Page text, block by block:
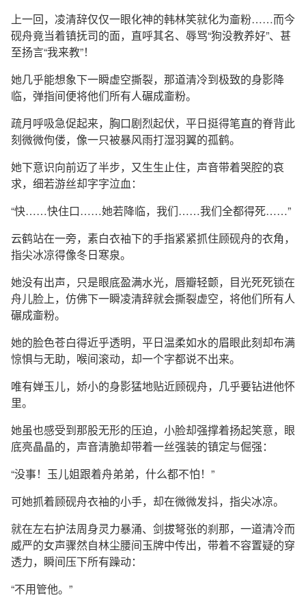
上一回，凌清辞仅仅一眼化神的韩林笑就化为齑粉……而今
砚舟竟当着镇抚司的面，直呼其名、辱骂“狗没教养好”、甚
至扬言“我来教”！
她几乎能想象下一瞬虚空撕裂，那道清冷到极致的身影降
临，弹指间便将他们所有人碾成齑粉。
疏月呼吸急促起来，胸口剧烈起伏，平日挺得笔直的脊背此
刻微微佝偻，像一只被暴风雨打湿羽翼的孤鹤。
她下意识向前迈了半步，又生生止住，声音带着哭腔的哀
求，细若游丝却字字泣血：
“快……快住口……她若降临，我们……我们全都得死……”
云鹤站在一旁，素白衣袖下的手指紧紧抓住顾砚舟的衣角，
指尖冰凉得像冬日寒泉。
她没有出声，只是眼底盈满水光，唇瓣轻颤，目光死死锁在
舟儿脸上，仿佛下一瞬凌清辞就会撕裂虚空，将他们所有人
碾成齑粉。
她的脸色苍白得近乎透明，平日温柔如水的眉眼此刻却布满
惊惧与无助，喉间滚动，却一个字都说不出来。
唯有婵玉儿，娇小的身影猛地贴近顾砚舟，几乎要钻进他怀
里。
她虽也感受到那股无形的压迫，小脸却强撑着扬起笑意，眼
底亮晶晶的，声音清脆却带着一丝强装的镇定与倔强：
“没事！玉儿姐跟着舟弟弟，什么都不怕！”
可她抓着顾砚舟衣袖的小手，却在微微发抖，指尖冰凉。
就在左右护法周身灵力暴涌、剑拔弩张的刹那，一道清冷而
威严的女声骤然自林尘腰间玉牌中传出，带着不容置疑的穿
透力，瞬间压下所有躁动：
“不用管他。”